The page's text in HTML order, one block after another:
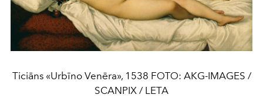
Ticiāns «Urbīno Venēra», 1538 FОТО: AKG-IMAGES /
SCANPIX / LETA